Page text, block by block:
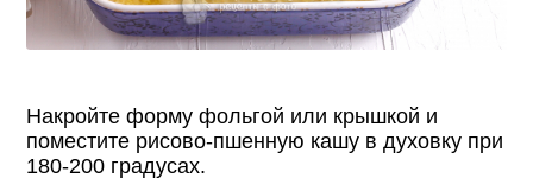
Накройте форму фольгой или крышкой и
поместите рисово-пшенную кашу в духовку при
180-200 градусах.